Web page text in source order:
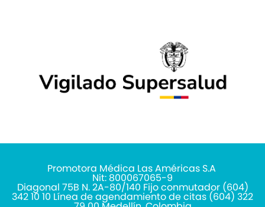
Promotora Médica Las Américas S.A
Nit: 800067065-9
Diagonal 75B N. 2A-80/140 Fijo conmutador (604)
342 10 10 Línea de agendamiento de citas (604) 322